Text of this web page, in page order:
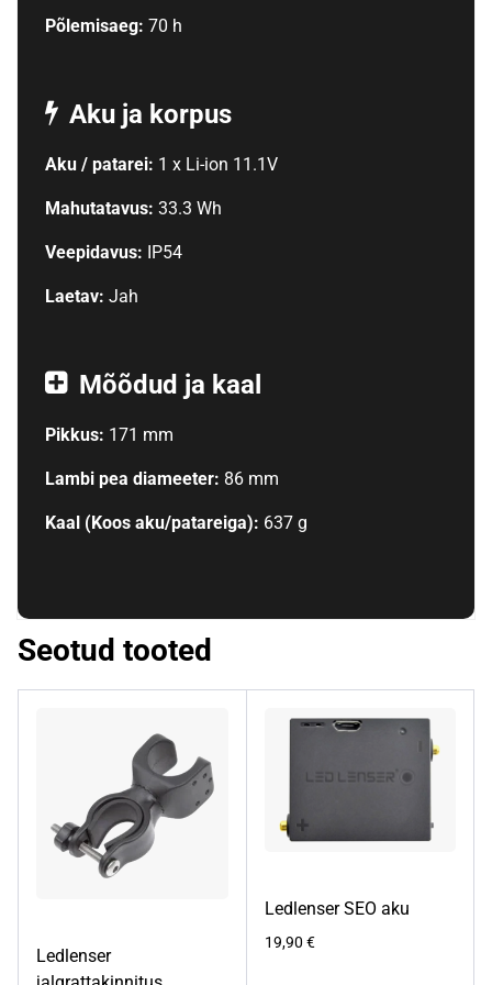
Põlemisaeg: 70 h
Aku ja korpus
Aku / patarei: 1 x Li-ion 11.1V
Mahutatavus: 33.3 Wh
Veepidavus: IP54
Laetav: Jah
Mõõdud ja kaal
Pikkus: 171 mm
Lambi pea diameeter: 86 mm
Kaal (Koos aku/patareiga): 637 g
Seotud tooted
Ledlenser
Ledlenser SEO aku
19,90 €